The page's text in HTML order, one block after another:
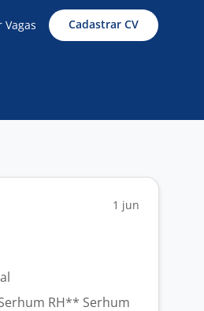
Cadastrar CV
1 jun
RH** Serhum